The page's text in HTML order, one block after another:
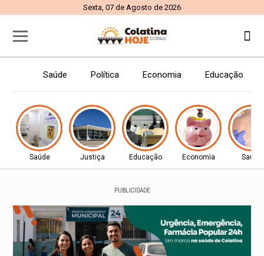
Sexta, 07 de Agosto de 2026
Saúde Política Economia Educação
Saúde Justiça Educação Economia Saúde
PUBLICIDADE